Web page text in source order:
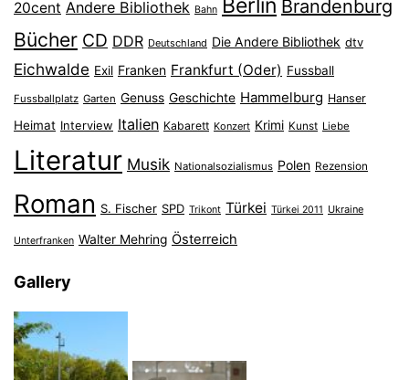
20cent Andere Bibliothek Bahn Berlin Brandenburg
Bücher CD DDR Deutschland Die Andere Bibliothek dtv
Eichwalde Exil Franken Frankfurt (Oder) Fussball
Fussballplatz Garten Genuss Geschichte Hammelburg Hanser
Heimat Interview Italien Kabarett Konzert Krimi Kunst Liebe
Literatur Musik Nationalsozialismus Polen Rezension
Roman S. Fischer SPD Trikont Türkei Türkei 2011 Ukraine
Unterfranken Walter Mehring Österreich
Gallery